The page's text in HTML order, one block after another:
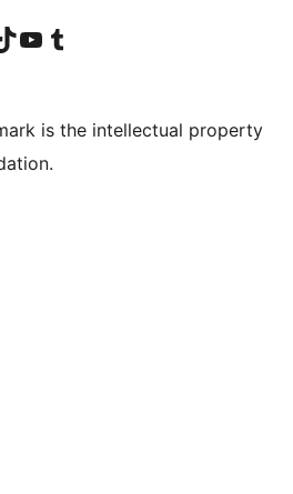
edin ziyaret edin
YouTube kanalımızı ziyaret edinTumblr hesabımızı ziyaret edin
is the intellectual property